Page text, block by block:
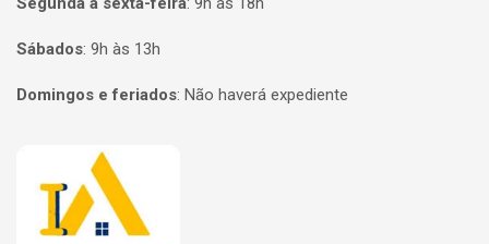
Sábados: 9h às 13h
Domingos e feriados: Não haverá expediente
Página inicial